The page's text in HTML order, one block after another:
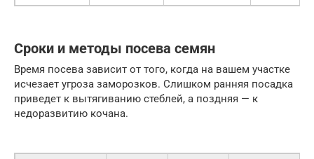
Сроки и методы посева семян
Время посева зависит от того, когда на вашем участке
исчезает угроза заморозков. Слишком ранняя посадка
приведет к вытягиванию стеблей, а поздняя — к
недоразвитию кочана.